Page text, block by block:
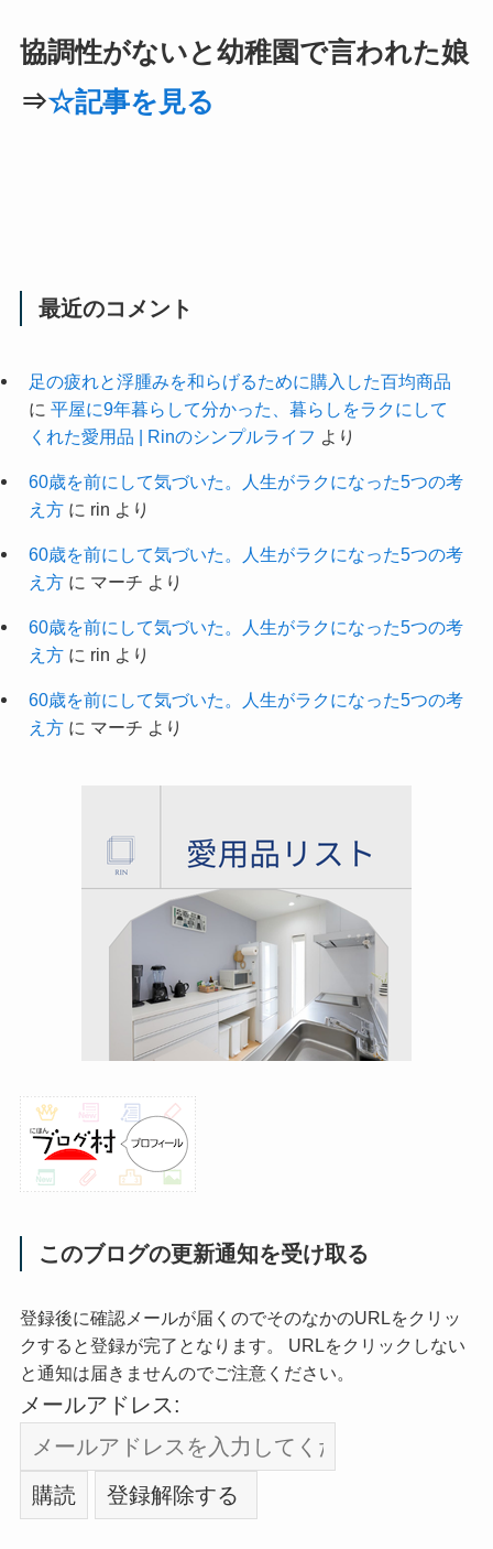
協調性がないと幼稚園で言われた娘
⇒☆記事を見る
最近のコメント
足の疲れと浮腫みを和らげるために購入した百均商品
に 平屋に9年暮らして分かった、暮らしをラクにして
くれた愛用品 | Rinのシンプルライフ より
60歳を前にして気づいた。人生がラクになった5つの考
え方に rin より
60歳を前にして気づいた。人生がラクになった5つの考
え方に マーチ より
60歳を前にして気づいた。人生がラクになった5つの考
え方に rin より
60歳を前にして気づいた。人生がラクになった5つの考
え方に マーチ より
このブログの更新通知を受け取る
登録後に確認メールが届くのでそのなかのURLをクリッ
クすると登録が完了となります。 URLをクリックしない
と通知は届きませんのでご注意ください。
メールアドレス: